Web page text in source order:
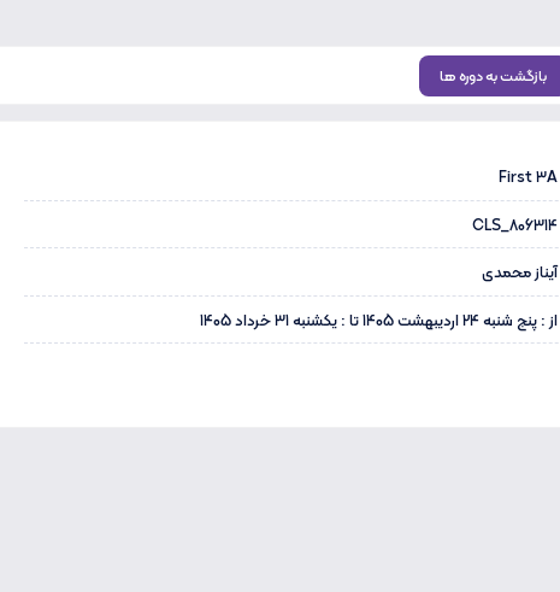
بازگشت به دوره ها
First 3A
CLS_806314
آیناز محمدی
از : پنج شنبه 24 اردیبهشت 1405 تا : یکشنبه 31 خرداد 1405